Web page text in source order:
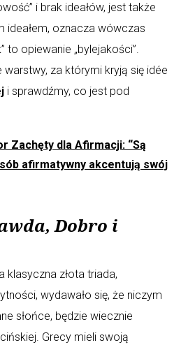
i brak ideałów, jest także
ideałem, oznacza wówczas
to opiewanie „bylejakości”.
za którymi kryją się idée
i sprawdźmy, co jest pod
Zachęty dla Afirmacji: “Są
afirmatywny akcentują swój
Dobro i
klasyczna złota triada,
wydawało się, że niczym
słońce, będzie wiecznie
Grecy mieli swoją